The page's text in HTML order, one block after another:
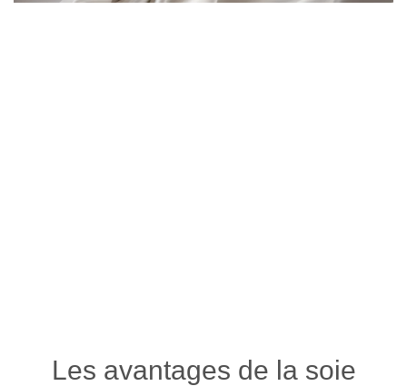
Les avantages de la soie